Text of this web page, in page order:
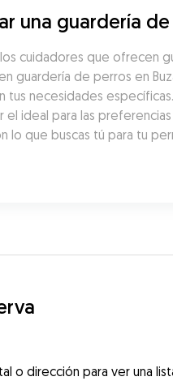
una guardería
cuidadores que ofrecen
guardería de perros en
tus necesidades
el ideal para las
lo que buscas tú para tu
o dirección para ver una